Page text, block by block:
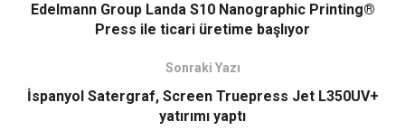
Edelmann Group Landa S10 Nanographic Printing®
Press ile ticari üretime başlıyor
Sonraki Yazı
İspanyol Satergraf, Screen Truepress Jet L350UV+
yatırımı yaptı